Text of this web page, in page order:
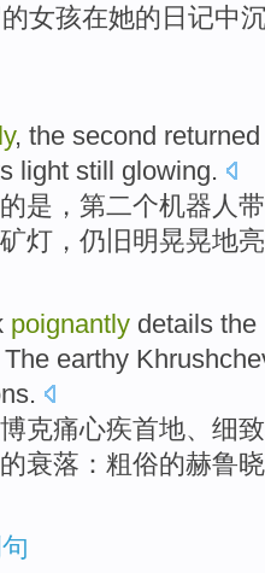
的女孩在她的 日记中
, the second
light still glowing.
的是 ，第二个机器人
灯， 仍旧明晃晃地
poignantly details the
earthy
.
博克痛心疾首地、细
的衰落 ： 粗俗的赫鲁